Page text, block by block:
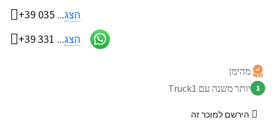
+39 035 ...הצג
+39 331 ...הצג
מהימן
1 יותר משנה עם Truck1
הירשם למוכר זה